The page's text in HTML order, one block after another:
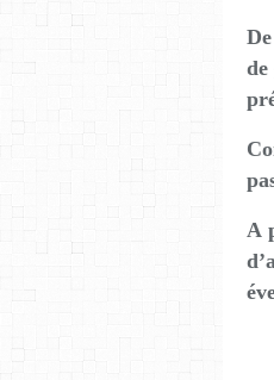
de
A